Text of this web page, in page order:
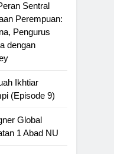
Sentral
Perempuan:
Pengurus
dengan
Ikhtiar
(Episode 9)
Global
1 Abad NU